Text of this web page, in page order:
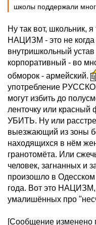
школы поддержали
Ну так вот, школьник,
НАЦИЗМ - это не когда
внутришкольный
корпоративный - во
обморок - армейский.
употребление
могут избить до
ленточку или красный
УБИТЬ. Ну или
выезжающий из зоны
находящихся в нём
гранотомёта. Или
человек, загнанных и
произошло в
года. Вот это НАЦИЗМ,
умалишённых про
[Сообщение изменено